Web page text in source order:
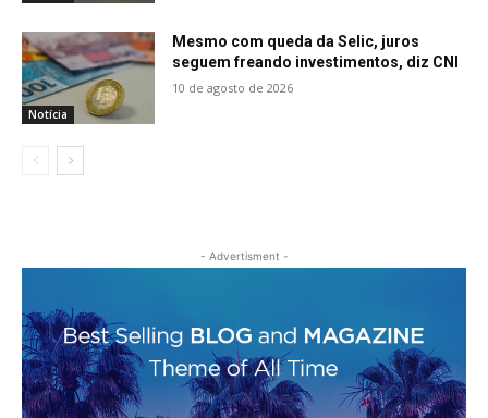
Notícia
Mesmo com queda da Selic, juros
seguem freando investimentos, diz CNI
10 de agosto de 2026
- Advertisment -